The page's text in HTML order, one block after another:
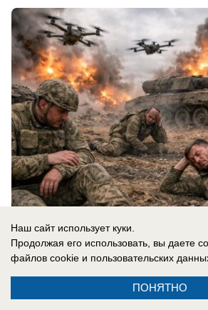
07.08.2026
Наш сайт использует куки.
Продолжая его использовать, вы даете
файлов cookie и пользовательских
ПОНЯТНО